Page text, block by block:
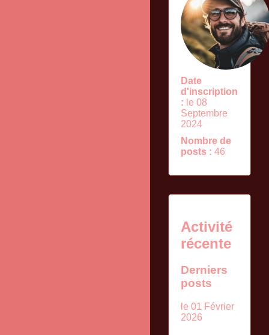
Date
d'inscription
: le 08
Septembre
2024
Nombre de
posts : 46
Activité
récente
Derniers
posts
le 01 Février
2026